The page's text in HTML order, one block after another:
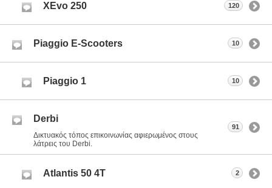
XEvo 250 120
Piaggio E-Scooters 10
Piaggio 1 10
Derbi
Δικτυακός τόπος επικοινωνίας αφιερωμένος στους
λάτρεις του Derbi.
91
Atlantis 50 4T 2